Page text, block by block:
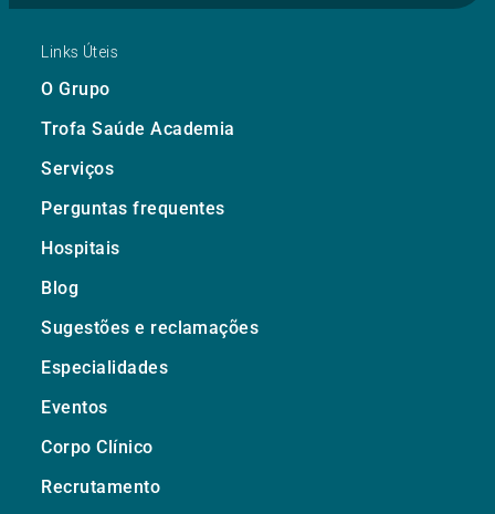
Links Úteis
O Grupo
Trofa Saúde Academia
Serviços
Perguntas frequentes
Hospitais
Blog
Sugestões e reclamações
Especialidades
Eventos
Corpo Clínico
Recrutamento